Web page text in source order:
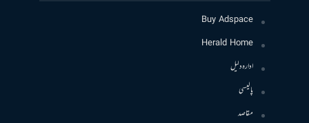
Buy Adspace
Herald Home
ادارہ دلیل
پالیسی
مقاصد